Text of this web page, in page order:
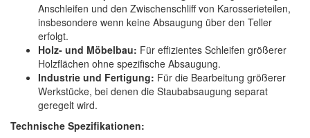
Anschleifen und den Zwischenschliff von Karosserieteilen,
insbesondere wenn keine Absaugung über den Teller
erfolgt.
Holz- und Möbelbau: Für effizientes Schleifen größerer
Holzflächen ohne spezifische Absaugung.
Industrie und Fertigung: Für die Bearbeitung größerer
Werkstücke, bei denen die Staubabsaugung separat
geregelt wird.
Technische Spezifikationen: